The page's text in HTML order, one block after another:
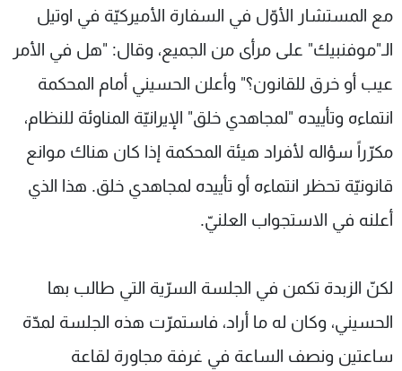
مع المستشار الأوّل في السفارة الأميركيّة في اوتيل
الـ"موفنبيك" على مرأى من الجميع، وقال: "هل في الأمر
عيب أو خرق للقانون؟" وأعلن الحسيني أمام المحكمة
انتماءه وتأييده "لمجاهدي خلق" الإيرانيّة المناوئة للنظام،
مكرّراً سؤاله لأفراد هيئة المحكمة إذا كان هناك موانع
قانونيّة تحظر انتماءه أو تأييده لمجاهدي خلق. هذا الذي
أعلنه في الاستجواب العلنيّ.
لكنّ الزبدة تكمن في الجلسة السرّية التي طالب بها
الحسيني، وكان له ما أراد، فاستمرّت هذه الجلسة لمدّة
ساعتين ونصف الساعة في غرفة مجاورة لقاعة